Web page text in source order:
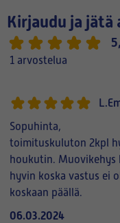
Kirjaudu ja jätä
1 arvostelua
Sopuhinta,
toimituskuluton 2kpl
houkutin. Muovikehys
hyvin koska vastus ei
koskaan päällä.
06.03.2024